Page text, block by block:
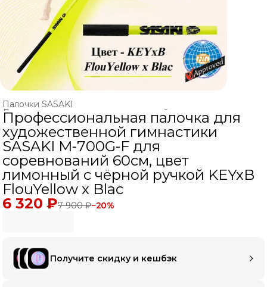
Палочки SASAKI
Ленты и палочки для художественной гимнастики ›
ХУДОЖЕСТВЕННАЯ ГИМНАСТИКА ›
Главная ›
Профессиональная палочка для
художественной гимнастики
SASAKI M-700G-F для
соревнований 60см, цвет
лимонный с чёрной ручкой KEYxB
FlouYellow x Blac
6 320 ₽7 900 ₽−20%
Получите скидку и кешбэк